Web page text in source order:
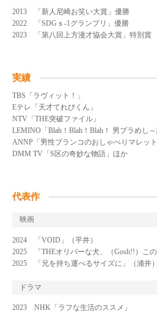
2013 「新人尼崎お笑い大賞」優勝
2022 「SDGｓ-1グランプリ」優勝
2023 「第八回上方漫才協会大賞」特別賞
実績
TBS「ラヴィット！」
Eテレ「天才てれびくん」
NTV「THE突破ファイル」
LEMINO「Blah！Blah！Blah！ 男ブラめし
ANNP「男性ブランコのおしゃべりマレット
DMM TV「S区の奇妙な物語」ほか
代表作
映画
2024 「VOID」（平井）
2025 「THEオリバーな犬、（Gosh!!）こ
2025 「兄を持ち運べるサイズに」（浦井）
ドラマ
2023 NHK「ラフな生活のススメ」